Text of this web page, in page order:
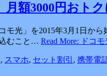
月額3000円おトク
モ光」を2015年3月1日か
むこと… Read More: ドコ
, スマホ, セット割引 , 携帯電